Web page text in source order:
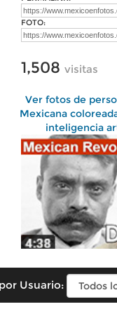
FOTO:
1,508 visitas
Ver fotos de
Mexicana
inteligencia
Usuario: